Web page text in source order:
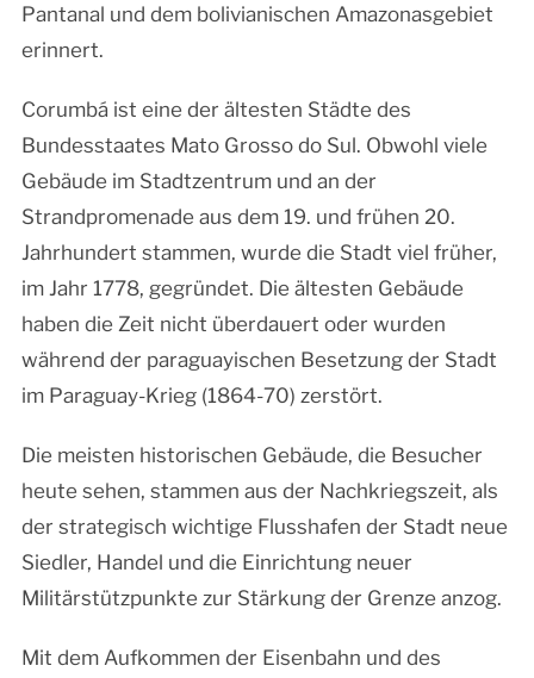
Pantanal und dem bolivianischen Amazonasgebiet
erinnert.
Corumbá ist eine der ältesten Städte des
Bundesstaates Mato Grosso do Sul. Obwohl viele
Gebäude im Stadtzentrum und an der
Strandpromenade aus dem 19. und frühen 20.
Jahrhundert stammen, wurde die Stadt viel früher,
im Jahr 1778, gegründet. Die ältesten Gebäude
haben die Zeit nicht überdauert oder wurden
während der paraguayischen Besetzung der Stadt
im Paraguay-Krieg (1864-70) zerstört.
Die meisten historischen Gebäude, die Besucher
heute sehen, stammen aus der Nachkriegszeit, als
der strategisch wichtige Flusshafen der Stadt neue
Siedler, Handel und die Einrichtung neuer
Militärstützpunkte zur Stärkung der Grenze anzog.
Mit dem Aufkommen der Eisenbahn und des